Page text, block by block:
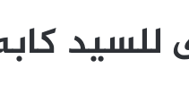
للسيد